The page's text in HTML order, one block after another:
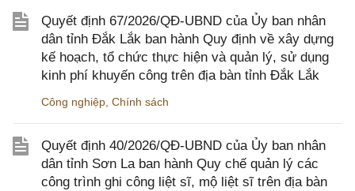
Quyết định 67/2026/QĐ-UBND của Ủy ban nhân
dân tỉnh Đắk Lắk ban hành Quy định về xây dựng
kế hoạch, tổ chức thực hiện và quản lý, sử dụng
kinh phí khuyến công trên địa bàn tỉnh Đắk Lắk
Công nghiệp, Chính sách
Quyết định 40/2026/QĐ-UBND của Ủy ban nhân
dân tỉnh Sơn La ban hành Quy chế quản lý các
công trình ghi công liệt sĩ, mộ liệt sĩ trên địa bàn